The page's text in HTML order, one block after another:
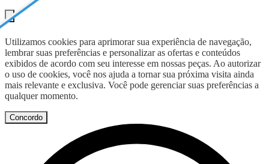
Utilizamos cookies para aprimorar sua experiência de navegação,
lembrar suas preferências e personalizar as ofertas e conteúdos
exibidos de acordo com seu interesse em nossas peças. Ao autorizar
o uso de cookies, você nos ajuda a tornar sua próxima visita ainda
mais relevante e exclusiva. Você pode gerenciar suas preferências a
qualquer momento.
Concordo